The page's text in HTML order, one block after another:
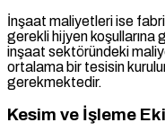
İnşaat maliyetleri ise
gerekli hijyen koşullarına
inşaat sektöründeki
ortalama bir tesisin
gerekmektedir.
Kesim ve İşleme